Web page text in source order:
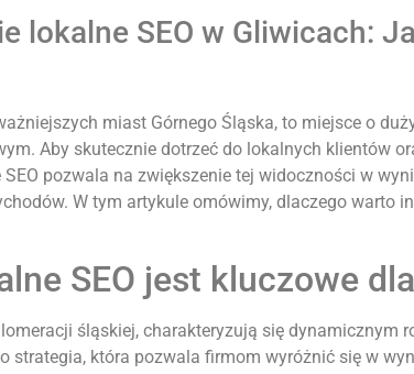
lokalne SEO w Gliwicach:
miast Górnego Śląska, to miejsce o
Aby skutecznie dotrzeć do lokalnych klientów
pozwala na zwiększenie tej widoczności w
W tym artykule omówimy, dlaczego warto
SEO jest kluczowe
śląskiej, charakteryzują się
strategia, która pozwala firmom wyróżnić się w